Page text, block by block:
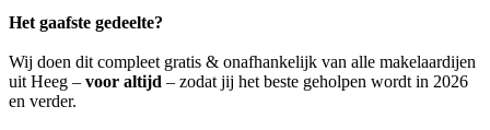
Het gaafste gedeelte?
Wij doen dit compleet gratis & onafhankelijk van alle makelaardijen
uit Heeg – voor altijd – zodat jij het beste geholpen wordt in 2026
en verder.